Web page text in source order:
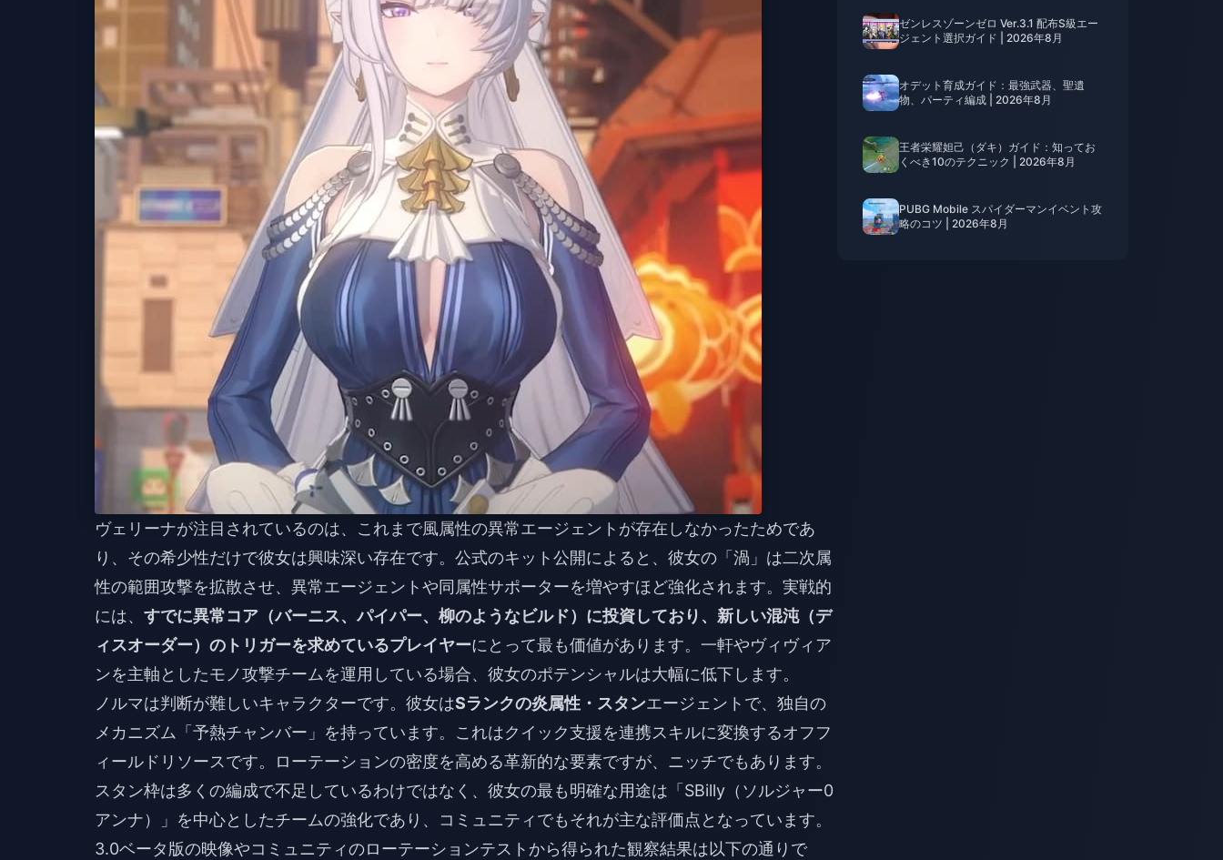
ヴェリーナが注目されているのは、これまで風属性の異常エージェントが存在しなかったためであ
り、その希少性だけで彼女は興味深い存在です。公式のキット公開によると、彼女の「渦」は二次属
性の範囲攻撃を拡散させ、異常エージェントや同属性サポーターを増やすほど強化されます。実戦的
には、 すでに異常コア（バーニス、パイパー、柳のようなビルド）に投資しており、新しい混沌（デ
ィスオーダー）のトリガーを求めているプレイヤーにとって最も価値があります。一軒やヴィヴィア
ンを主軸としたモノ攻撃チームを運用している場合、彼女のポテンシャルは大幅に低下します。
ノルマは判断が難しいキャラクターです。彼女はSランクの炎属性・スタンエージェントで、独自の
メカニズム「予熱チャンバー」を持っています。これはクイック支援を連携スキルに変換するオフフ
ィールドリソースです。ローテーションの密度を高める革新的な要素ですが、ニッチでもあります。
スタン枠は多くの編成で不足しているわけではなく、彼女の最も明確な用途は「SBilly（ソルジャー0
アンナ）」を中心としたチームの強化であり、コミュニティでもそれが主な評価点となっています。
3.0ベータ版の映像やコミュニティのローテーションテストから得られた観察結果は以下の通りで
ゼンレスゾーンゼロ Ver.3.1 配布S級エー
ジェント選択ガイド | 2026年8月
オデット育成ガイド：最強武器、聖遺
物、パーティ編成 | 2026年8月
王者栄耀妲己（ダキ）ガイド：知ってお
くべき10のテクニック | 2026年8月
PUBG Mobile スパイダーマンイベント攻
略のコツ | 2026年8月